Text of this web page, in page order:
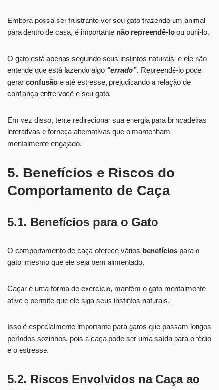
Embora possa ser frustrante ver seu gato trazendo um animal
para dentro de casa, é importante não repreendê-lo ou puni-lo.
O gato está apenas seguindo seus instintos naturais, e ele não
entende que está fazendo algo “errado”. Repreendê-lo pode
gerar confusão e até estresse, prejudicando a relação de
confiança entre você e seu gato.
Em vez disso, tente redirecionar sua energia para brincadeiras
interativas e forneça alternativas que o mantenham
mentalmente engajado.
5. Benefícios e Riscos do
Comportamento de Caça
5.1. Benefícios para o Gato
O comportamento de caça oferece vários benefícios para o
gato, mesmo que ele seja bem alimentado.
Caçar é uma forma de exercício, mantém o gato mentalmente
ativo e permite que ele siga seus instintos naturais.
Isso é especialmente importante para gatos que passam longos
períodos sozinhos, pois a caça pode ser uma saída para o tédio
e o estresse.
5.2. Riscos Envolvidos na Caça ao